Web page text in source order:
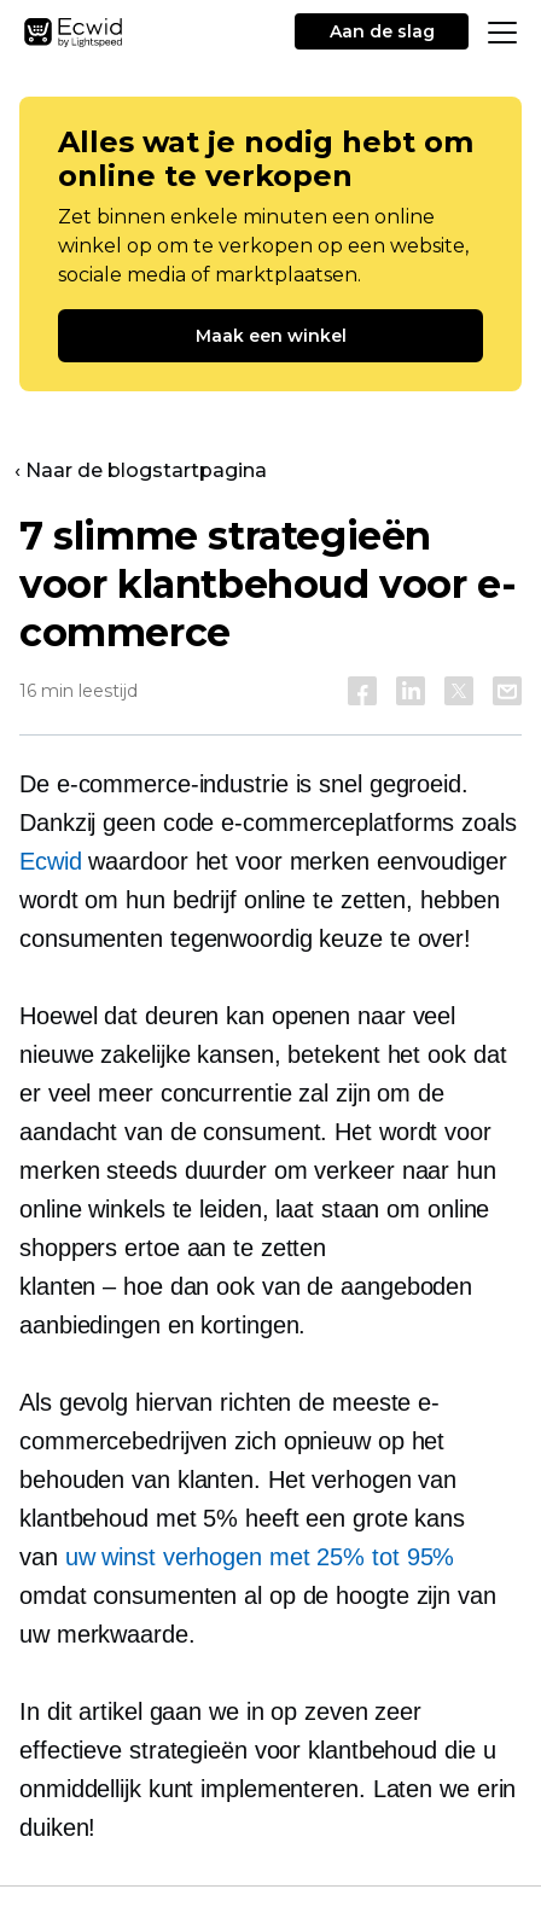
Aan de slag
Alles wat je nodig hebt om
online te verkopen
Zet binnen enkele minuten een online
winkel op om te verkopen op een website,
sociale media of marktplaatsen.
Maak een winkel
‹ Naar de blogstartpagina
7 slimme strategieën
voor klantbehoud voor e-
commerce
16 min leestijd
De e-commerce-industrie is snel gegroeid.
Dankzijgeen code e-commerceplatforms zoals
Ecwid waardoor het voor merken eenvoudiger
wordt om hun bedrijf online te zetten, hebben
consumenten tegenwoordig keuze te over!
Hoewel dat deuren kan openen naar veel
nieuwe zakelijke kansen, betekent het ook dat
er veel meer concurrentie zal zijn om de
aandacht van de consument. Het wordt voor
merken steeds duurder om verkeer naar hun
online winkels te leiden, laat staan ​​om online
shoppers ertoe aan te zetten
klanten – hoe dan ookvan de aangeboden
aanbiedingen en kortingen.
Als gevolg hiervan richten de meeste e-
commercebedrijven zich opnieuw op het
behouden van klanten. Het verhogen van
klantbehoud met 5% heeft een grote kans
van uw winst verhogen met 25% tot 95%
omdat consumenten al op de hoogte zijn van
uw merkwaarde.
In dit artikel gaan we in op zeven zeer
effectieve strategieën voor klantbehoud die u
onmiddellijk kunt implementeren. Laten we erin
duiken!